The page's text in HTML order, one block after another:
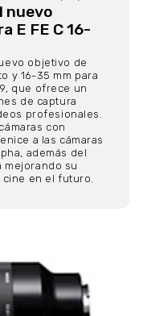
nuevo
E FE C 16-
objetivo de
y 16-35 mm para
que ofrece un
de captura
profesionales.
con
a las cámaras
además del
mejorando su
en el futuro.